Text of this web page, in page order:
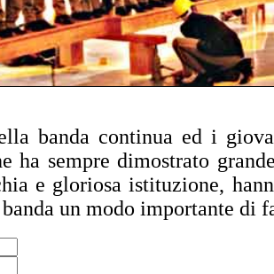
banda continua ed i
ha sempre dimostrato
e gloriosa istituzione,
un modo importante di